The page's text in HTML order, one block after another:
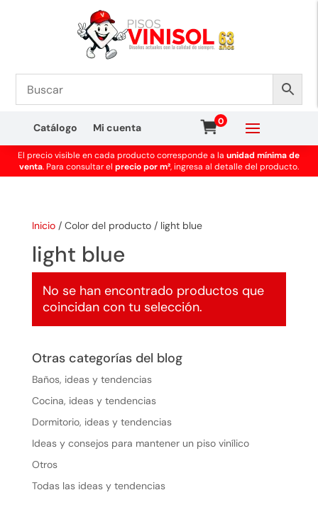
Catálogo Mi cuenta
0
El precio visible en cada producto corresponde a launidad mínima de
venta. Para consultar el precio por m², ingresa al detalle del producto.
Inicio/ Color del producto/ light blue
light blue
No se han encontrado productos que
coincidan con tu selección.
Otras categorías del blog
Baños, ideas y tendencias
Cocina, ideas y tendencias
Dormitorio, ideas y tendencias
Ideas y consejos para mantener un piso vinílico
Otros
Todas las ideas y tendencias